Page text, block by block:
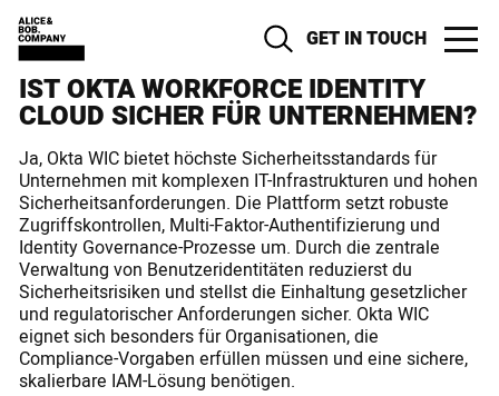
GET IN TOUCH
IST OKTA WORKFORCE IDENTITY
CLOUD SICHER FÜR UNTERNEHMEN?
Ja, Okta WIC bietet höchste Sicherheitsstandards für
Unternehmen mit komplexen IT-Infrastrukturen und hohen
Sicherheitsanforderungen. Die Plattform setzt robuste
Zugriffskontrollen, Multi-Faktor-Authentifizierung und
Identity Governance-Prozesse um. Durch die zentrale
Verwaltung von Benutzeridentitäten reduzierst du
Sicherheitsrisiken und stellst die Einhaltung gesetzlicher
und regulatorischer Anforderungen sicher. Okta WIC
eignet sich besonders für Organisationen, die
Compliance-Vorgaben erfüllen müssen und eine sichere,
skalierbare IAM-Lösung benötigen.